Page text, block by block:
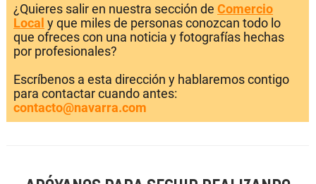
¿Quieres salir en nuestra sección de Comercio
Local y que miles de personas conozcan todo lo
que ofreces con una noticia y fotografías hechas
por profesionales?
Escríbenos a esta dirección y hablaremos contigo
para contactar cuando antes:
contacto@navarra.com